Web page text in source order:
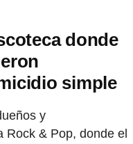
donde
simple
y
Rock & Pop, donde el